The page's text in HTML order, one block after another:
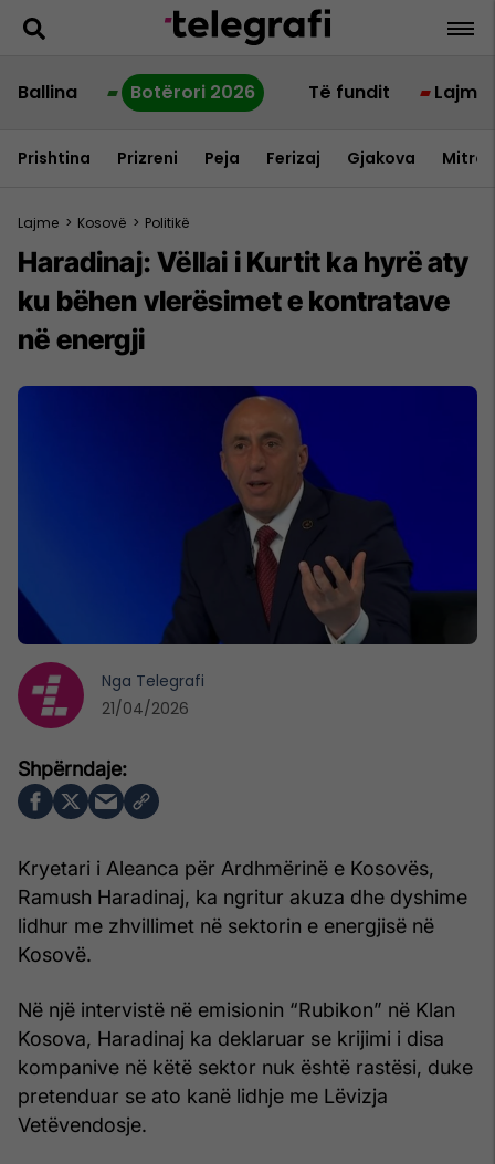
Ballina Botërori 2026 Të fundit Lajme
Prishtina Prizreni Peja Ferizaj Gjakova
Lajme > Kosovë > Politikë
Haradinaj: Vëllai i Kurtit ka hyrë aty
ku bëhen vlerësimet e kontratave
në energji
Kryetari i Aleanca për Ardhmërinë e Kosovës,
Ramush Haradinaj, ka ngritur akuza dhe dyshime
lidhur me zhvillimet në sektorin e energjisë në
Kosovë.
Në një intervistë në emisionin “Rubikon” në Klan
Kosova, Haradinaj ka deklaruar se krijimi i disa
kompanive në këtë sektor nuk është rastësi, duke
pretenduar se ato kanë lidhje me Lëvizja
Vetëvendosje.
Nga Telegrafi
21/04/2026